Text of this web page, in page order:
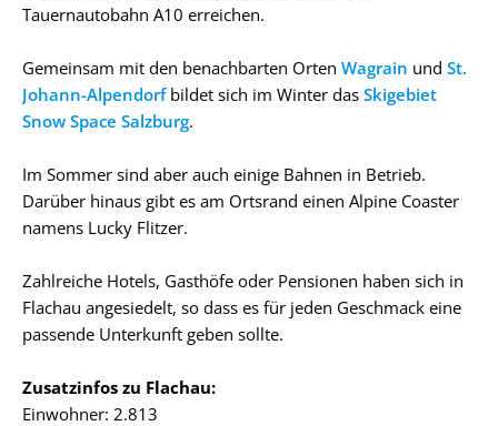
Tauernautobahn A10 erreichen.
Gemeinsam mit den benachbarten Orten Wagrain und St.
Johann-Alpendorfbildet sich im Winter das Skigebiet
Snow Space Salzburg.
Im Sommer sind aber auch einige Bahnen in Betrieb.
Darüber hinaus gibt es am Ortsrand einen Alpine Coaster
namens Lucky Flitzer.
Zahlreiche Hotels, Gasthöfe oder Pensionen haben sich in
Flachau angesiedelt, so dass es für jeden Geschmack eine
passende Unterkunft geben sollte.
Zusatzinfos zu Flachau:
Einwohner: 2.813